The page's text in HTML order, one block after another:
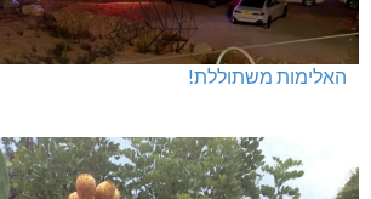
האלימות משתוללת!